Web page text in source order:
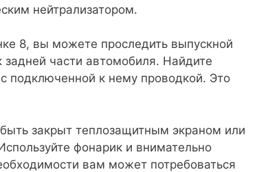
нейтрализатором.
8, вы можете проследить выпускной
задней части автомобиля. Найдите
подключенной к нему проводкой. Это
закрыт теплозащитным экраном или
фонарик и внимательно
вам может потребоваться